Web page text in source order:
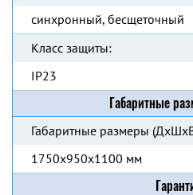
синхронный, бесщеточный
Класс защиты:
IP23
Габаритные
Габаритные размеры
1750х950х1100 мм